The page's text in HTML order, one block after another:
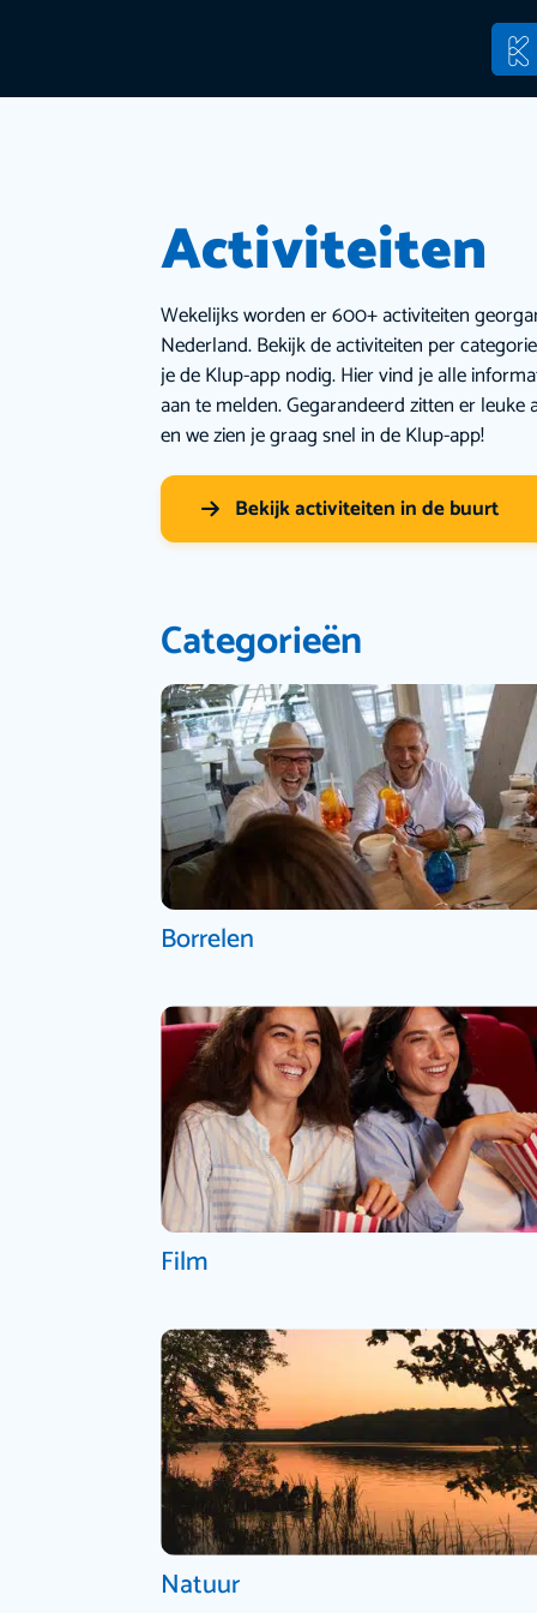
Activiteiten
Wekelijks worden er 600+ activiteiten
Nederland. Bekijk de activiteiten per
je de Klup-app nodig. Hier vind je alle
aan te melden. Gegarandeerd zitten er
en we zien je graag snel in de Klup-app!
Bekijk activiteiten in de buurt
Categorieën
Borrelen
Film
Natuur